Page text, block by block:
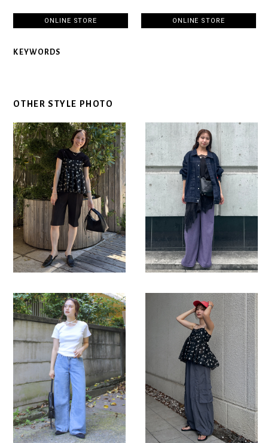
ONLINE STORE ONLINE STORE
KEYWORDS
OTHER STYLE PHOTO